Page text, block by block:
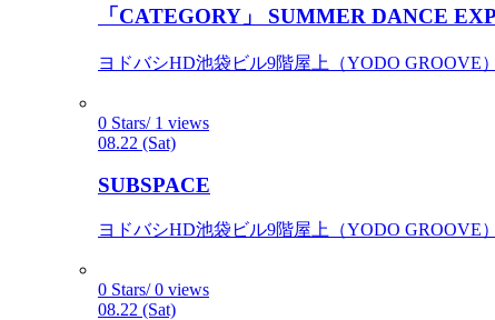
「CATEGORY」 SUMMER DANCE
ヨドバシHD池袋ビル9階屋上（YODO GROOVE
0 Stars/ 1 views
08.22 (Sat)
SUBSPACE
ヨドバシHD池袋ビル9階屋上（YODO GROOVE
0 Stars/ 0 views
08.22 (Sat)